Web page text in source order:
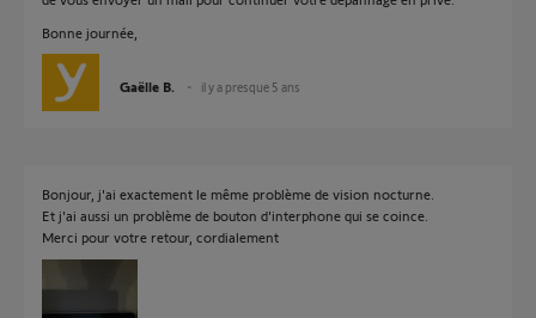
Bonne journée,
Gaëlle B. il y a presque 5 ans
Bonjour, j'ai exactement le même problème de vision nocturne.
Et j'ai aussi un problème de bouton d'interphone qui se coince.
Merci pour votre retour, cordialement